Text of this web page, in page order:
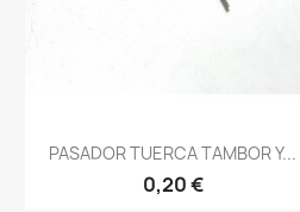
Vista rápida
PASADOR TUERCA TAMBOR Y...
0,20 €